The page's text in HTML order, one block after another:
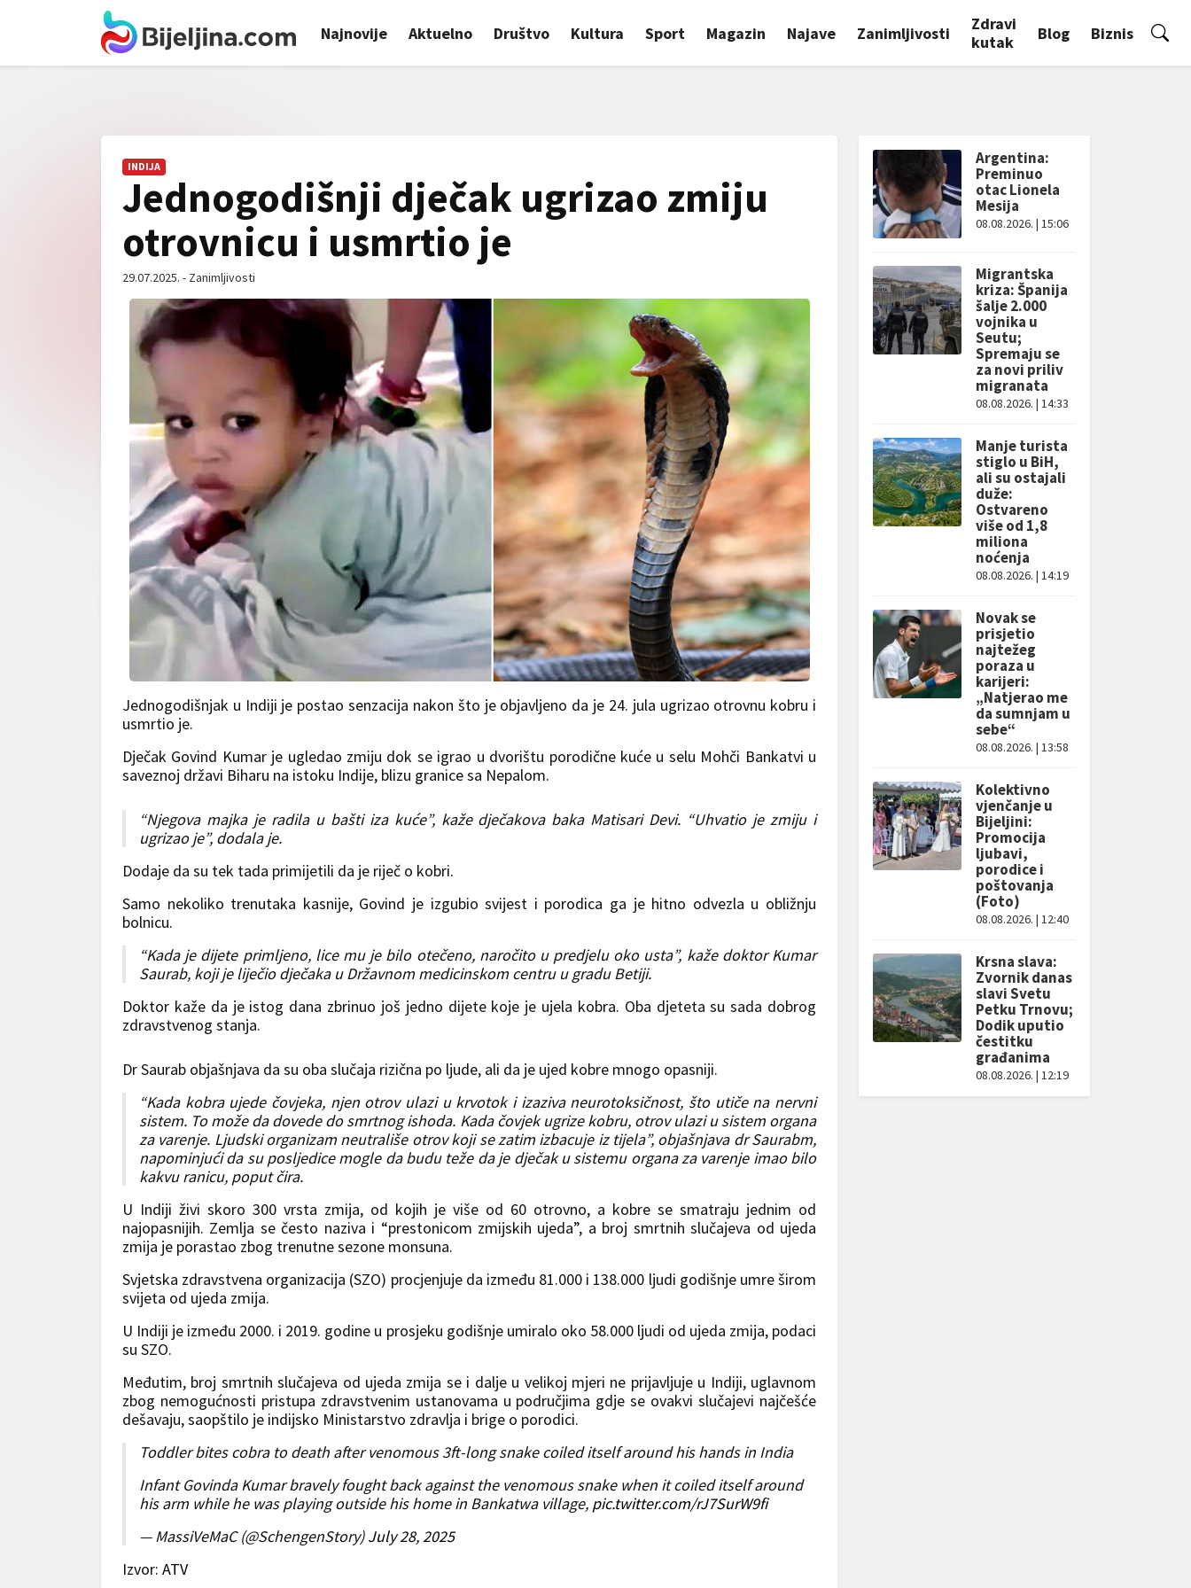
Najnovije Aktuelno Društvo Kultura Sport Magazin Najave Zanimljivosti
Zdravi
kutak
Blog Biznis
INDIJA
Jednogodišnji dječak ugrizao zmiju
otrovnicu i usmrtio je
29.07.2025. - Zanimljivosti
Jednogodišnjak u Indiji je postao senzacija nakon što je objavljeno da je 24. jula ugrizao otrovnu kobru i
usmrtio je.
Dječak Govind Kumar je ugledao zmiju dok se igrao u dvorištu porodične kuće u selu Mohči Bankatvi u
saveznoj državi Biharu na istoku Indije, blizu granice sa Nepalom.
“Njegova majka je radila u bašti iza kuće”, kaže dječakova baka Matisari Devi. “Uhvatio je zmiju i
ugrizao je”, dodala je.
Dodaje da su tek tada primijetili da je riječ o kobri.
Samo nekoliko trenutaka kasnije, Govind je izgubio svijest i porodica ga je hitno odvezla u obližnju
bolnicu.
“Kada je dijete primljeno, lice mu je bilo otečeno, naročito u predjelu oko usta”, kaže doktor Kumar
Saurab, koji je liječio dječaka u Državnom medicinskom centru u gradu Betiji.
Doktor kaže da je istog dana zbrinuo još jedno dijete koje je ujela kobra. Oba djeteta su sada dobrog
zdravstvenog stanja.
Dr Saurab objašnjava da su oba slučaja rizična po ljude, ali da je ujed kobre mnogo opasniji.
“Kada kobra ujede čovjeka, njen otrov ulazi u krvotok i izaziva neurotoksičnost, što utiče na nervni
sistem. To može da dovede do smrtnog ishoda. Kada čovjek ugrize kobru, otrov ulazi u sistem organa
za varenje. Ljudski organizam neutrališe otrov koji se zatim izbacuje iz tijela”, objašnjava dr Saurabm,
napominjući da su posljedice mogle da budu teže da je dječak u sistemu organa za varenje imao bilo
kakvu ranicu, poput čira.
U Indiji živi skoro 300 vrsta zmija, od kojih je više od 60 otrovno, a kobre se smatraju jednim od
najopasnijih. Zemlja se često naziva i “prestonicom zmijskih ujeda”, a broj smrtnih slučajeva od ujeda
zmija je porastao zbog trenutne sezone monsuna.
Svjetska zdravstvena organizacija (SZO) procjenjuje da između 81.000 i 138.000 ljudi godišnje umre širom
svijeta od ujeda zmija.
U Indiji je između 2000. i 2019. godine u prosjeku godišnje umiralo oko 58.000 ljudi od ujeda zmija, podaci
su SZO.
Međutim, broj smrtnih slučajeva od ujeda zmija se i dalje u velikoj mjeri ne prijavljuje u Indiji, uglavnom
zbog nemogućnosti pristupa zdravstvenim ustanovama u područjima gdje se ovakvi slučajevi najčešće
dešavaju, saopštilo je indijsko Ministarstvo zdravlja i brige o porodici.
Toddler bites cobra to death after venomous 3ft-long snake coiled itself around his hands in India
Infant Govinda Kumar bravely fought back against the venomous snake when it coiled itself around
his arm while he was playing outside his home in Bankatwa village, pic.twitter.com/rJ7SurW9fi
— MassiVeMaC (@SchengenStory)July 28, 2025
Izvor: ATV
Argentina:
Preminuo
otac Lionela
Mesija
08.08.2026. | 15:06
Migrantska
kriza: Španija
šalje 2.000
vojnika u
Seutu;
Spremaju se
za novi priliv
migranata
08.08.2026. | 14:33
Manje turista
stiglo u BiH,
ali su ostajali
duže:
Ostvareno
više od 1,8
miliona
noćenja
08.08.2026. | 14:19
Novak se
prisjetio
najtežeg
poraza u
karijeri:
„Natjerao me
da sumnjam u
sebe“
08.08.2026. | 13:58
Kolektivno
vjenčanje u
Bijeljini:
Promocija
ljubavi,
porodice i
poštovanja
(Foto)
08.08.2026. | 12:40
Krsna slava:
Zvornik danas
slavi Svetu
Petku Trnovu;
Dodik uputio
čestitku
građanima
08.08.2026. | 12:19